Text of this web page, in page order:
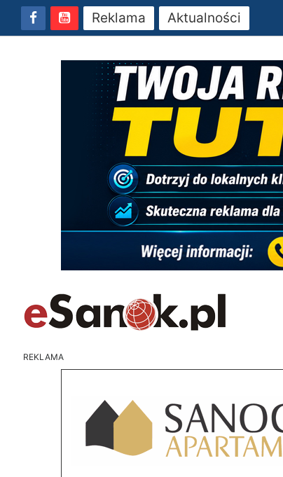
Reklama Aktualności
REKLAMA